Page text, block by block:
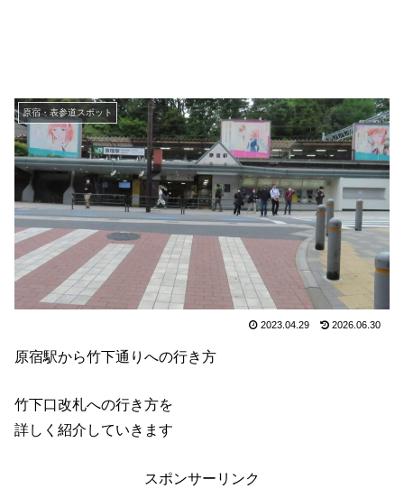
原宿・表参道スポット
2023.04.29 2026.06.30
原宿駅から竹下通りへの行き方
竹下口改札への行き方を
詳しく紹介していきます
スポンサーリンク